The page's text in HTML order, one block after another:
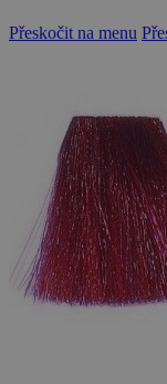
Přeskočit na menu